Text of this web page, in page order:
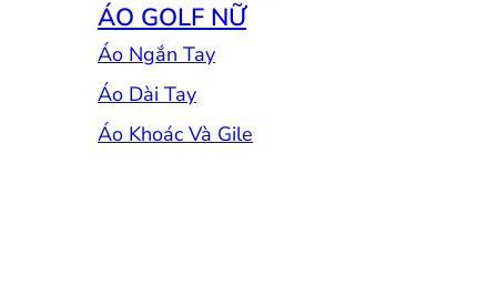
ÁO GOLF NỮ
Áo Ngắn Tay
Áo Dài Tay
Áo Khoác Và Gile